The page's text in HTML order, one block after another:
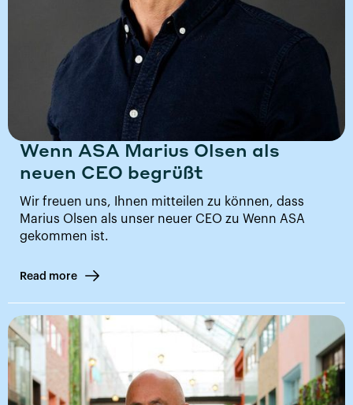
Wenn ASA Marius Olsen als
neuen CEO begrüßt
Wir freuen uns, Ihnen mitteilen zu können, dass
Marius Olsen als unser neuer CEO zu Wenn ASA
gekommen ist.
Read more